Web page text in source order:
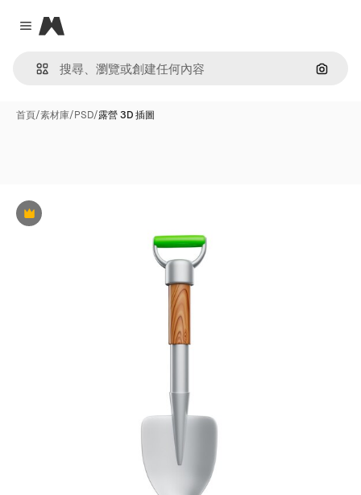
Close menu
Magnific
通過圖
首頁/素材庫/PSD/露營 3D 插圖
Premium